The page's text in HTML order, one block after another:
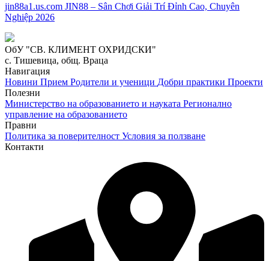
jin88a1.us.com JIN88 – Sân Chơi Giải Trí Đỉnh Cao, Chuyên
Nghiệp 2026
ОбУ "СВ. КЛИМЕНТ ОХРИДСКИ"
с. Тишевица, общ. Враца
Навигация
Новини Прием Родители и ученици Добри практики Проекти
Полезни
Министерство на образованието и науката Регионално
управление на образованието
Правни
Политика за поверителност Условия за ползване
Контакти